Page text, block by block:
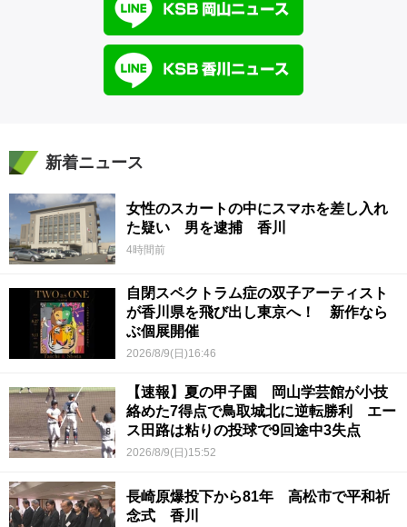
新着ニュース
女性のスカートの中にスマホを差し入れ
た疑い 男を逮捕 香川
4時間前
自閉スペクトラム症の双子アーティスト
が香川県を飛び出し東京へ！ 新作なら
ぶ個展開催
2026/8/9(日)16:46
【速報】夏の甲子園 岡山学芸館が小技
絡めた7得点で鳥取城北に逆転勝利 エー
ス田路は粘りの投球で9回途中3失点
2026/8/9(日)15:52
長崎原爆投下から81年 高松市で平和祈
念式 香川